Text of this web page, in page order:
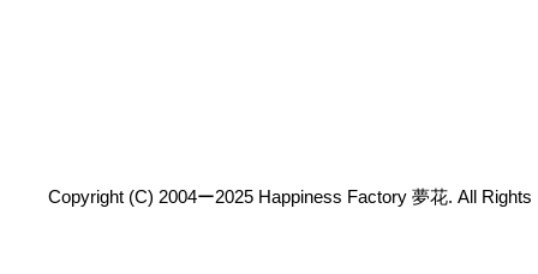
Copyright (C) 2004ー2025 Happiness Factory 夢花. All Rights